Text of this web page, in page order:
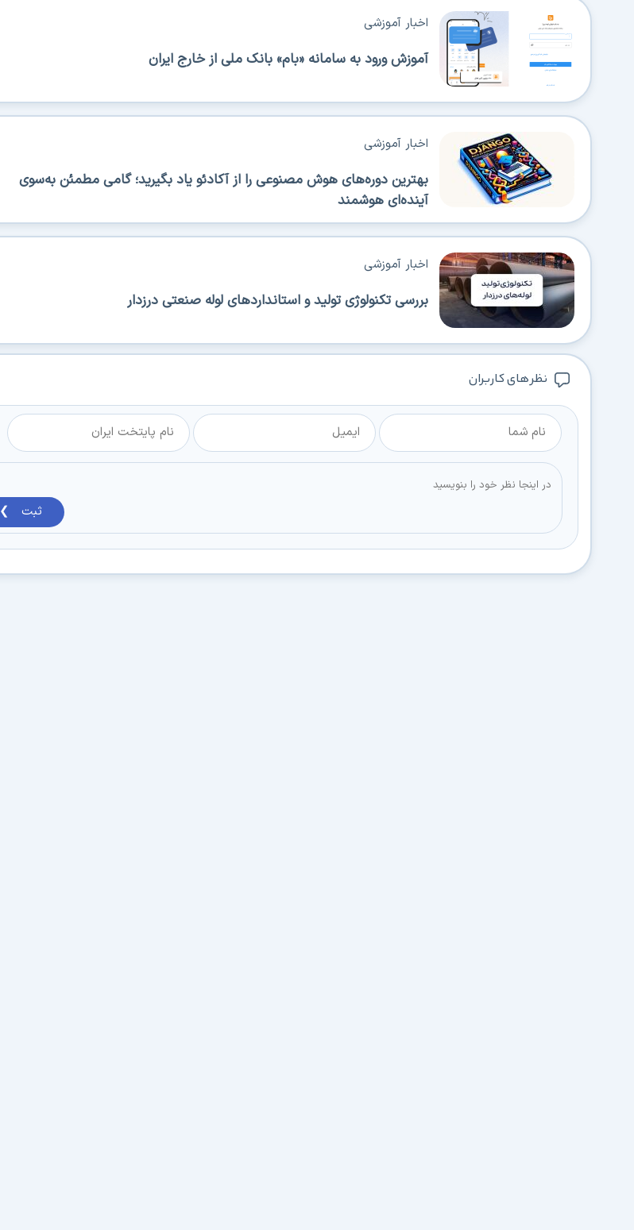
آموزش ورود به سامانه «بام» بانک ملی از خارج ایران
اخبار آموزشی
بهترین دوره‌های هوش مصنوعی را از آکادئو یاد بگیرید؛ گامی مطمئن به‌سوی
آینده‌ای هوشمند
اخبار آموزشی
بررسی تکنولوژی تولید و استانداردهای لوله صنعتی درزدار
اخبار آموزشی
نظر های کاربران
ثبت ❯